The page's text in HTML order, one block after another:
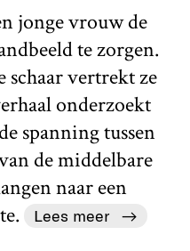
jonge vrouw de
te zorgen.
schaar vertrekt ze
onderzoekt
spanning tussen
de middelbare
naar een
Lees meer